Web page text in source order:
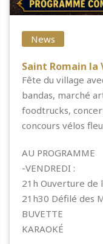
News
Saint Romain la
Fête du village
bandas, marché
foodtrucks,
concours vélos
AU PROGRAMME
-VENDREDI :
21h Ouverture de
21h30 Défilé des
BUVETTE
KARAOKÉ